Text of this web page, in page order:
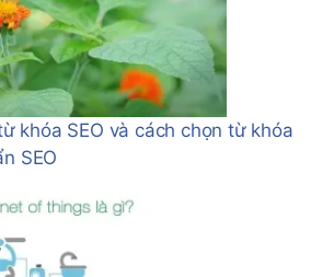
khóa SEO và cách chọn từ khóa
SEO